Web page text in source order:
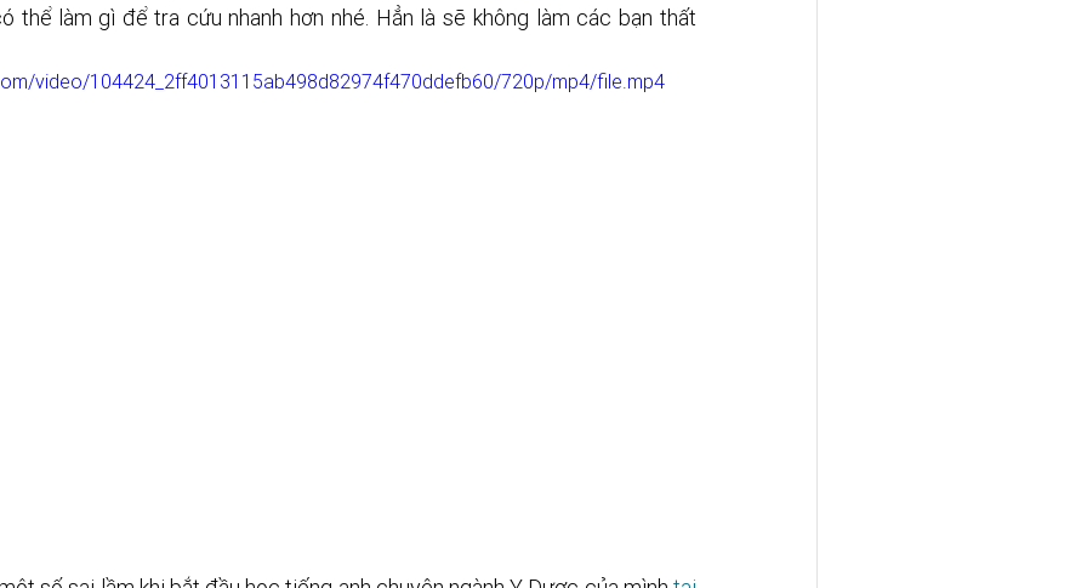
thể làm gì để tra cứu nhanh hơn nhé. Hẳn là sẽ không làm các bạn thất
video/104424_2ff4013115ab498d82974f470ddefb60/720p/mp4/file.mp4